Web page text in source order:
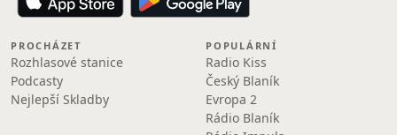
PROCHÁZET
Rozhlasové stanice
Podcasty
Nejlepší Skladby
POPULÁRNÍ
Radio Kiss
Český Blaník
Evropa 2
Rádio Blaník